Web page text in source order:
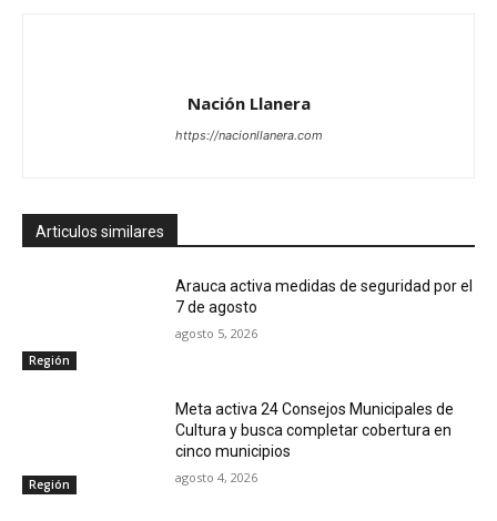
Nación Llanera
https://nacionllanera.com
Articulos similares
Región
Arauca activa medidas de seguridad por el
7 de agosto
agosto 5, 2026
Región
Meta activa 24 Consejos Municipales de
Cultura y busca completar cobertura en
cinco municipios
agosto 4, 2026